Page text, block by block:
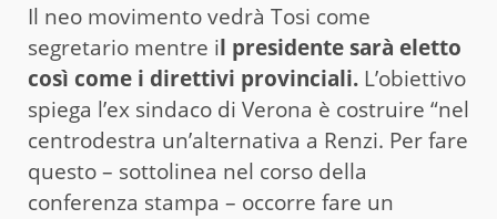
Il neo movimento vedrà Tosi come
segretario mentre il presidente sarà eletto
così come i direttivi provinciali. L’obiettivo
spiega l’ex sindaco di Verona è costruire “nel
centrodestra un’alternativa a Renzi. Per fare
questo – sottolinea nel corso della
conferenza stampa – occorre fare un